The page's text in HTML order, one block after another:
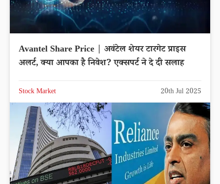
Avantel Share Price | अवंटेल शेयर टारगेट प्राइस
अलर्ट, क्या आपका है निवेश? एक्सपर्ट ने दे दी सलाह
Stock Market 20th Jul 2025